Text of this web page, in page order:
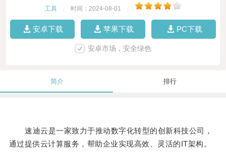
工具 时间：2024-08-01
安卓下载 苹果下载 PC下载
安卓市场，安全绿色
简介 排行
速迪云是一家致力于推动数字化转型的创新科技公司，
通过提供云计算服务，帮助企业实现高效、灵活的IT架构。